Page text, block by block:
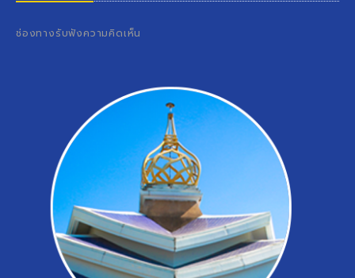
ช่องทางรับฟังความคิดเห็น